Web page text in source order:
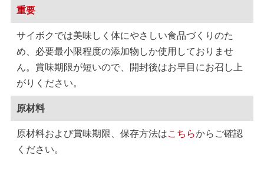
重要
サイボクでは美味しく体にやさしい食品づくりのた
め、必要最小限程度の添加物しか使用しておりませ
ん。賞味期限が短いので、開封後はお早目にお召し上
がりください。
原材料
原材料および賞味期限、保存方法はこちらからご確認
ください。